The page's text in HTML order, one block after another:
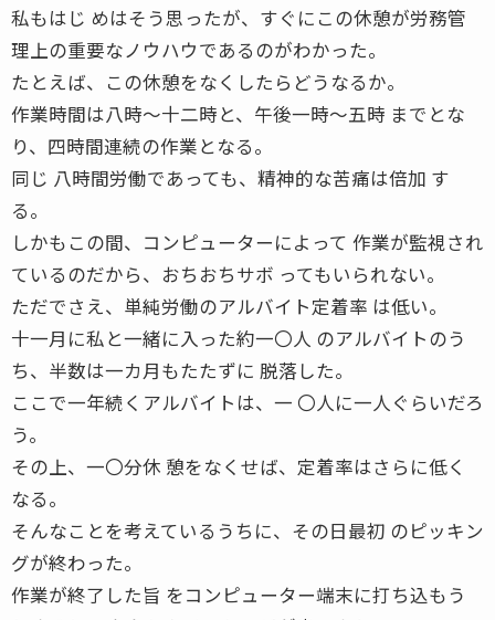
私もはじ めはそう思ったが、すぐにこの休憩が労務管
理上の重要なノウハウであるのがわかった。
たとえば、この休憩をなくしたらどうなるか。
作業時間は八時〜十二時と、午後一時〜五時 までとな
り、四時間連続の作業となる。
同じ 八時間労働であっても、精神的な苦痛は倍加 す
る。
しかもこの間、コンピューターによって 作業が監視され
ているのだから、おちおちサボ ってもいられない。
ただでさえ、単純労働のアルバイト定着率 は低い。
十一月に私と一緒に入った約一〇人 のアルバイトのう
ち、半数は一カ月もたたずに 脱落した。
ここで一年続くアルバイトは、一 〇人に一人ぐらいだろ
う。
その上、一〇分休 憩をなくせば、定着率はさらに低く
なる。
そんなことを考えているうちに、その日最初 のピッキン
グが終わった。
作業が終了した旨 をコンピューター端末に打ち込もう